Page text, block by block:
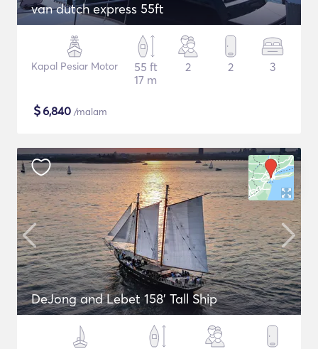
van dutch express 55ft
Kapal Pesiar Motor
55 ft
17 m
2 2 3
$6,840 /malam
DeJong and Lebet 158' Tall Ship